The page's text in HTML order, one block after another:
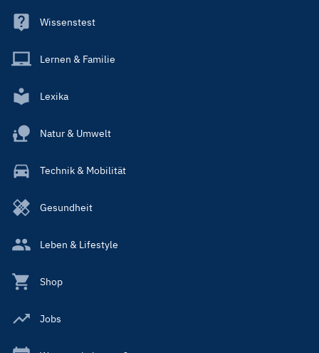
Wissenstest
Lernen & Familie
Lexika
Natur & Umwelt
Technik & Mobilität
Gesundheit
Leben & Lifestyle
Shop
Jobs